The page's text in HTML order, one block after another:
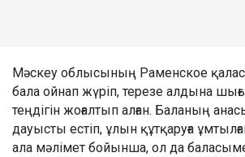
Мәскеу облысының Раменское
бала ойнап жүріп, терезе алдына
теңдігін жоғалтып алған. Баланың
дауысты естіп, ұлын құтқаруға
ала мәлімет бойынша, ол да